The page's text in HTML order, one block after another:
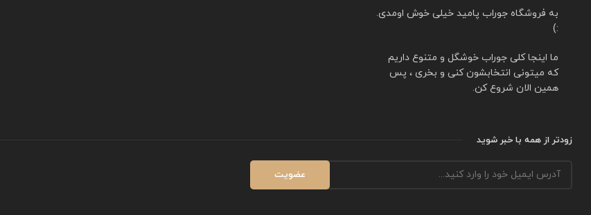
به فروشگاه جوراب پامید خیلی خوش اومدی.
:)
ما اینجا کلی جوراب خوشگل و متنوع داریم
که میتونی انتخابشون کنی و بخری ، پس
همین الان شروع کن.
زودتر از همه با خبر شوید